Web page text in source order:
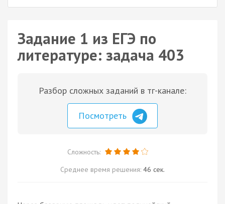
Задание 1 из ЕГЭ по
литературе: задача 403
Разбор сложных заданий в тг-канале:
Посмотреть
Сложность:
Среднее время решения: 46 сек.